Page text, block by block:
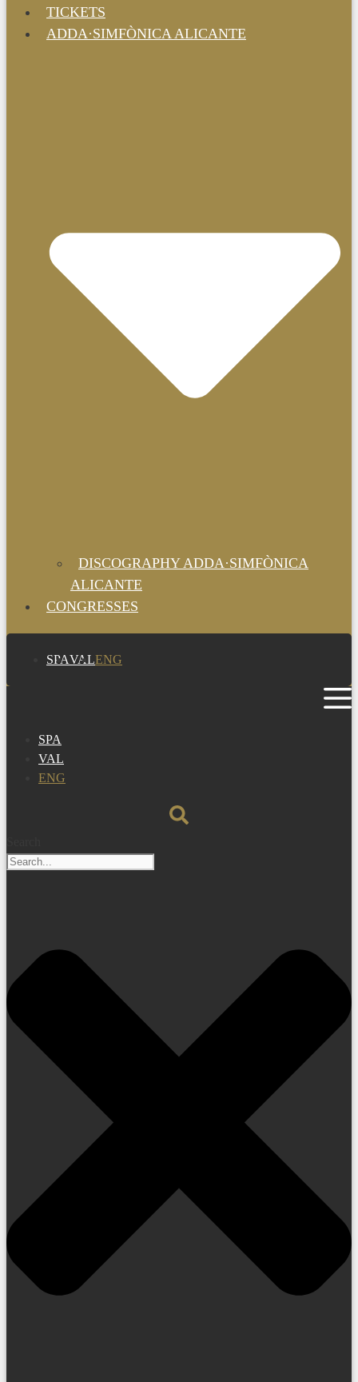
TICKETS
ADDA·SIMFÒNICA ALICANTE
DISCOGRAPHY ADDA·SIMFÒNICA
ALICANTE
CONGRESSES
SPAVALENG
SPA
VAL
ENG